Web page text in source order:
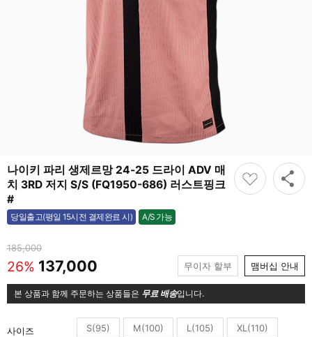
나이키 파리 생제르망 24-25 드라이 ADV 매
치 3RD 저지 S/S (FQ1950-686) 러스트핑크
#
당일출고(평일 15시전 결제완료 시) A/S 가능
가능
185,000
26% 137,000 무이자 할부 맴버십 안내
본 상품과 함께 주문하는 상품들은 무료 배송입니다.
사이즈 S(95) M(100) L(105) XL(110)